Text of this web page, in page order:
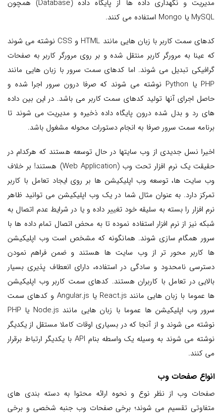
مدیریت و نگهداری داده ها از پایگاه داده (Database) همچون
MySQL یا Mongo استفاده می کنند.
کدهای سمت کاربر با زبان هایی مانند HTML و CSS نوشته می شوند
که عینا به مرورگر کاربر منتقل شده و بر روی مرورگر کاربر به صفحات
گرافیکی تبدیل می شوند. اما کدهای سمت سرور با زبان هایی مانند
PHP یا Python نوشته می شوند که صرفا درون سرور اجرا شده و
حاصل اجرای آنها تولید کدهای سمت کاربر می باشد. در این بین داده
های رد و بدل شده درون پایگاه داده ذخیره و مدیریت می شوند تا
برنامه سمت سرور صرفا به انجام دستورات محوله مشغول باشد.
اخیرا نسل جدیدی از وب سایتها در حال توسعه هستند که هرکدام در
حقیقت یک نرم افزار تحت وب (Web Application) هستند! بر خلاف
وب سایت ها، توسعه وب اپلیکیشن ها بر روی ایجاد تعامل با کاربر
تمرکز دارد. به عنوان مثال شما در یک وب اپلیکیشن می توانید ظاهر
نرم افزار را بسته به سلیقه خود تغییر داده و یا در شرایط عدم اتصال به
شبکه نیز از نرم افزار استفاده نموده تا به محض اتصال تمام داده ها با
سرور همگام سازی شوند. همانگونه که مشخص است وب اپلیکیشن
ها کاربر محور تر از وب سایت ها هستند و ضمن فراهم نمودن
دسترسی نامحدود و سادگی در استفاده، دارای انعطاف پذیری بسیار
بالایی در تعامل با کاربران هستند. کدهای سمت کاربر وب اپلیکیشن
ها عموما با زبان هایی مانند React.js یا Angular.js و کدهای سمت
سرور وب اپلیکیشن ها عموما با زبان هایی مانند Node.js یا PHP
نوشته می شوند و از آنجا که در بسیاری اوقات کاملا مستقل از یکدیگر
نوشته می شوند به وسیله یک واسطه بنام API با یکدیگر ارتباط برقرار
می کنند.
انواع صفحات وب
صفحات وب از نظر نوع و نحوه ارائه محتوا به دسته بندی های
متفاوتی تقسیم می شوند؛ برخی صفحات وب جنبه شخصی و برخی